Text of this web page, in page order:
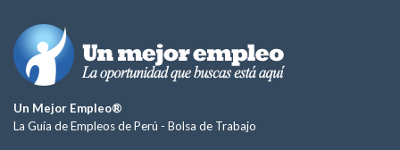
Un Mejor Empleo®
La Guía de Empleos de Perú - Bolsa de Trabajo